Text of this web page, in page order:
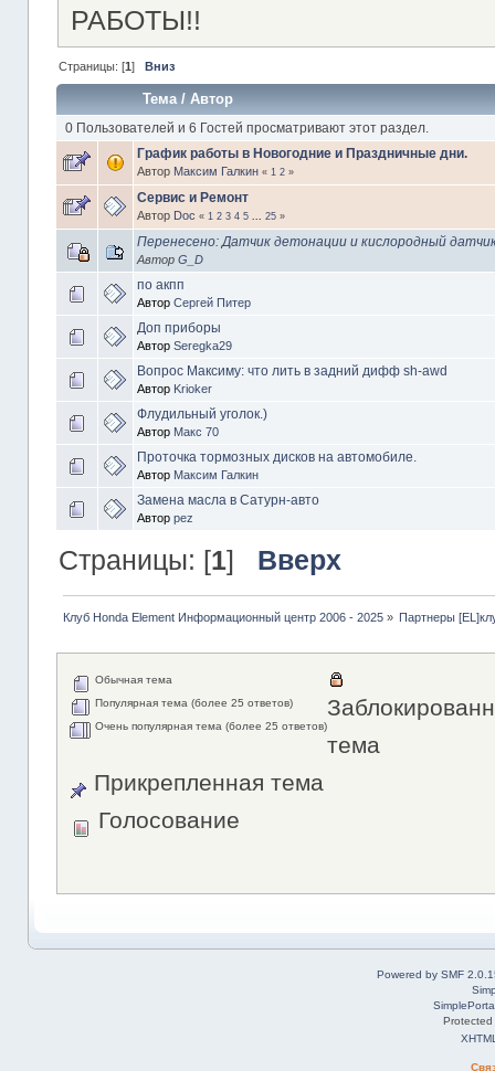
РАБОТЫ!!
Страницы: [1] Вниз
Тема/ Автор
0 Пользователей и 6 Гостей просматривают этот раздел.
График работы в Новогодние и Праздничные дни.
Автор Максим Галкин « 1 2»
Сервис и Ремонт
Автор Doc « 1 2 3 4 5 25»
Перенесено: Датчик детонации и кислородный
Автор G_D
по акпп
Автор Сергей Питер
Доп приборы
Автор Seregka29
Вопрос Максиму: что лить в задний дифф sh-awd
Автор Krioker
Флудильный уголок.)
Автор Макс 70
Проточка тормозных дисков на автомобиле.
Автор Максим Галкин
Замена масла в Сатурн-авто
Автор pez
Страницы: [1] Вверх
Клуб Honda Element Информационный центр 2006 - 2025» Партнеры
Обычная тема
Популярная тема (более 25 ответов)
Очень популярная тема (более 25 ответов)
тема
Прикрепленная тема
Голосование
Powered by SMF